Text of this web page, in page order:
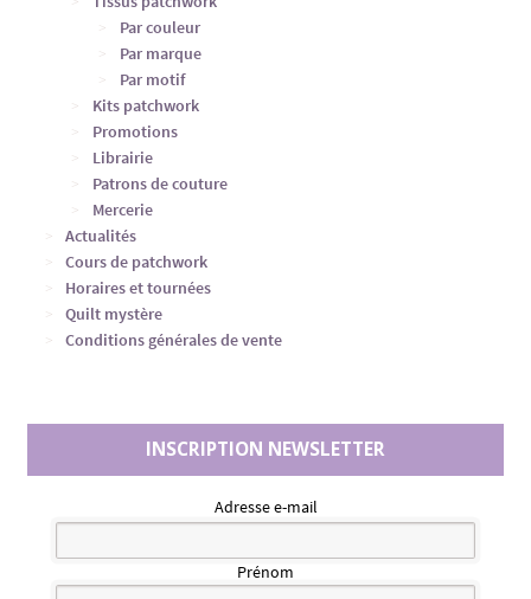
Par couleur
Par marque
Par motif
Kits patchwork
Promotions
Librairie
Patrons de couture
Mercerie
Actualités
Cours de patchwork
Horaires et tournées
Quilt mystère
Conditions générales de vente
INSCRIPTION NEWSLETTER
Adresse e-mail
Prénom